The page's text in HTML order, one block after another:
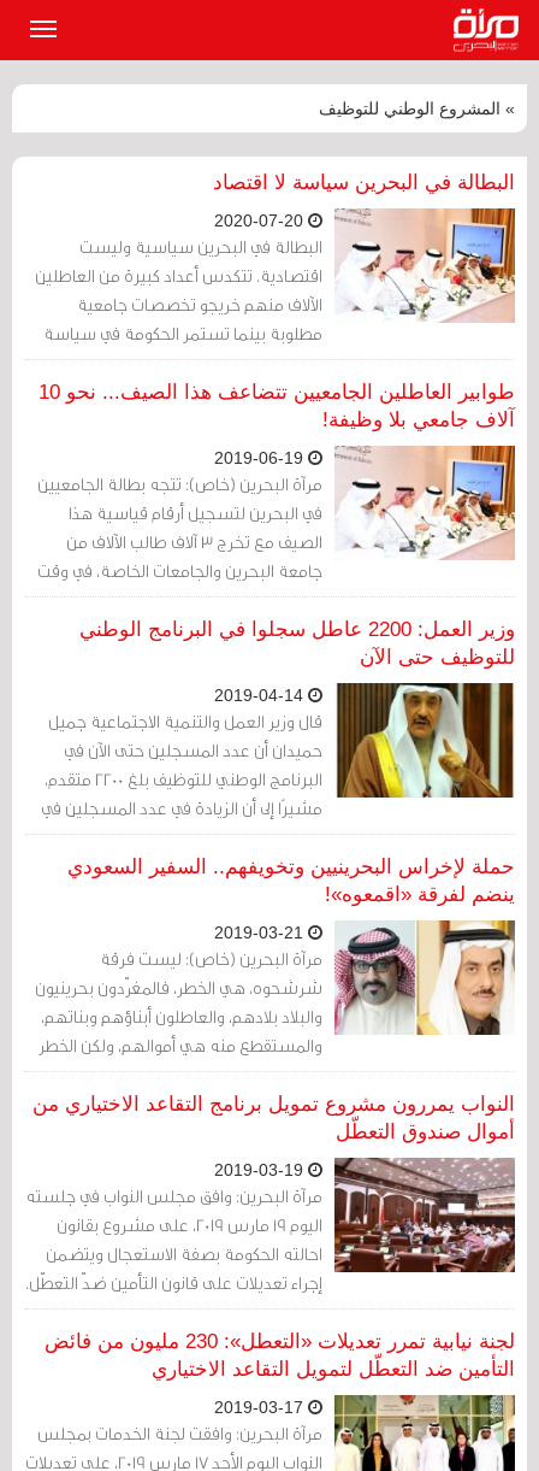
» المشروع الوطني للتوظيف
البطالة في البحرين سياسة لا اقتصاد
البطالة في البحرين سياسية وليست
اقتصادية. تتكدس أعداد كبيرة من العاطلين
الآلاف منهم خريجو تخصصات جامعية
مطلوبة بينما تستمر الحكومة في سياسة
تفضيل الأجانب.
طوابير العاطلين الجامعيين تتضاعف هذا الصيف... نحو 10
آلاف جامعي بلا وظيفة!
مرآة البحرين (خاص): تتجه بطالة الجامعيين
في البحرين لتسجيل أرقام قياسية هذا
الصيف مع تخرج 3 آلاف طالب الآلاف من
جامعة البحرين والجامعات الخاصة، في وقت
تعجز فيه الحكومة عن إيجاد حلول لمواجهة
البطالة.
وزير العمل: 2200 عاطل سجلوا في البرنامج الوطني
للتوظيف حتى الآن
قال وزير العمل والتنمية الاجتماعية جميل
حميدان أن عدد المسجلين حتى الآن في
البرنامج الوطني للتوظيف بلغ 2200 متقدم،
مشيرًا إلى أن الزيادة في عدد المسجلين في
البرنامج لا تتجاوز 30% من إجمالي المتقدمين
حتى الآن
حملة لإخراس البحرينيين وتخويفهم.. السفير السعودي
ينضم لفرقة «اقمعوه»!
مرآة البحرين (خاص): ليست فرقة
شرشحوه، هي الخطر، فالمغرّدون بحرينيون
والبلاد بلادهم، والعاطلون أبناؤهم وبناتهم،
والمستقطع منه هي أموالهم، ولكن الخطر
أن يرعى سفير دولة خليجية حملة التحريض
ضدهم وينضم لفرقة « اقمعوه» «احبسوه»
النواب يمررون مشروع تمويل برنامج التقاعد الاختياري من
أموال صندوق التعطّل
مرآة البحرين: وافق مجلس النواب في جلسته
اليوم 19 مارس 2019، على مشروع بقانون
احالته الحكومة بصفة الاستعجال ويتضمن
إجراء تعديلات على قانون التأمين ضدّ التعطّل.
ومن ضمن التعديلات تحويل مبالغ من
الصندوق لتمويل التقاعد الاختياري وتبلغ 230
مليون دينار .
لجنة نيابية تمرر تعديلات «التعطل»: 230 مليون من فائض
التأمين ضد التعطّل لتمويل التقاعد الاختياري
مرآة البحرين: وافقت لجنة الخدمات بمجلس
النواب اليوم الأحد 17 مارس 2019، على تعديلات